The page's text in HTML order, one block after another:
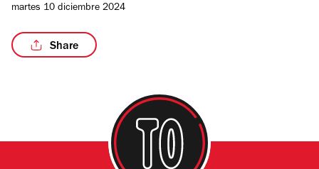
martes 10 diciembre 2024
Share